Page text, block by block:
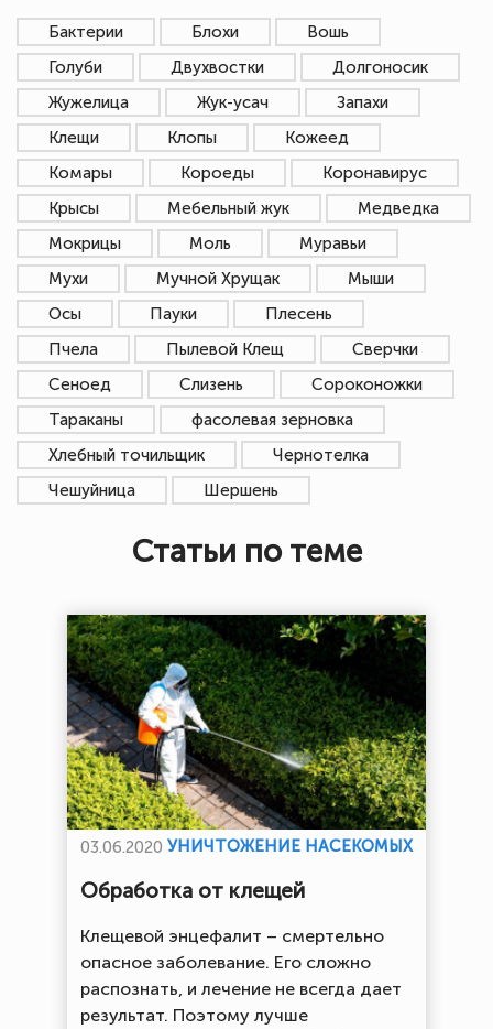
Бактерии Блохи
Вошь
Голуби
Двухвостки
Долгоносик
Жужелица
Жук-усач
Запахи
Клещи
Клопы
Кожеед
Комары
Короеды
Коронавирус
Крысы
Мебельный жук
Медведка
Мокрицы
Моль
Муравьи
Мухи
Мучной Хрущак
Мыши
Осы
Пауки
Плесень
Пчела
Пылевой Клещ
Сверчки
Сеноед
Слизень
Сороконожки
Тараканы
фасолевая зерновка
Хлебный точильщик
Чернотелка
Чешуйница
Шершень
Статьи по теме
03.06.2020 УНИЧТОЖЕНИЕ НАСЕКОМЫХ
Обработка от клещей
Клещевой энцефалит – смертельно
опасное заболевание. Его сложно
распознать, и лечение не всегда дает
результат. Поэтому лучше